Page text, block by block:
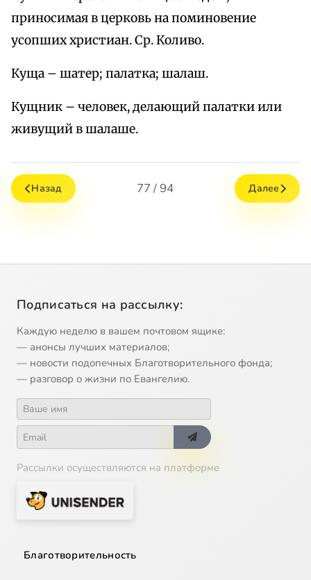
приносимая в церковь на поминовение
усопших христиан. Ср. Коливо.
Куща – шатер; палатка; шалаш.
Кущник – человек, делающий палатки или
живущий в шалаше.
Назад 77 / 94 Далее
Подписаться на рассылку:
Каждую неделю в вашем почтовом ящике:
— анонсы лучших материалов;
— новости подопечных Благотворительного фонда;
— разговор о жизни по Евангелию.
Рассылки осуществляются на платформе
Благотворительность